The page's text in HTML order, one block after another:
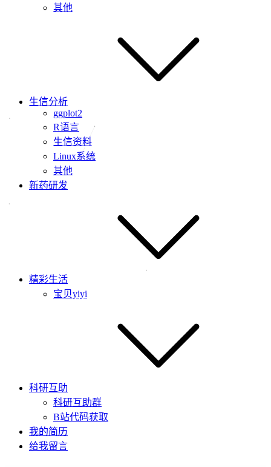
其他
生信分析
ggplot2
R语言
生信资料
Linux系统
其他
新药研发
精彩生活
宝贝yiyi
科研互助
科研互助群
B站代码获取
我的简历
给我留言